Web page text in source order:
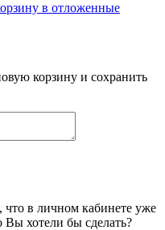
в отложенные
корзину и сохранить
в личном кабинете уже
Вы хотели бы сделать?